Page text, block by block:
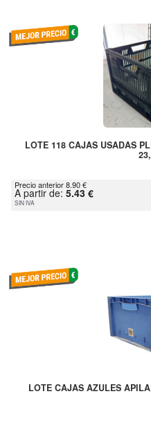
LOTE 118 CAJAS USADAS
Precio anterior 8.90 €
A partir de: 5.43 €
SIN IVA
LOTE CAJAS AZULES